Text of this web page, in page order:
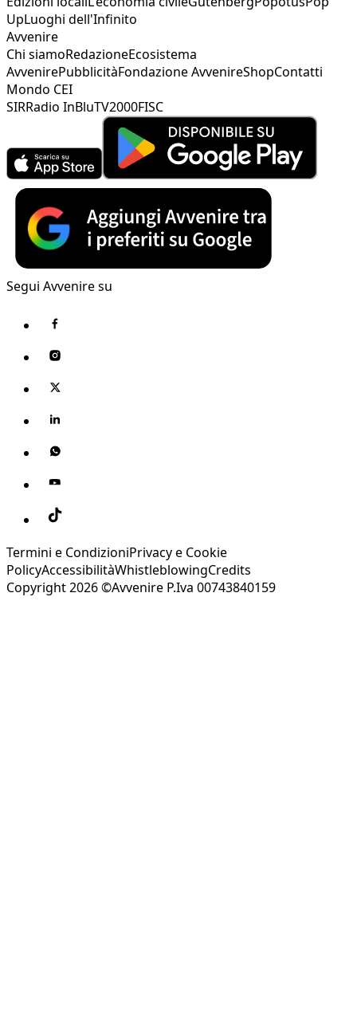
UpLuoghi dell'Infinito
Avvenire
Chi siamoRedazioneEcosistema
AvvenirePubblicitàFondazione AvvenireShopContatti
Mondo CEI
SIRRadio InBluTV2000FISC
Segui Avvenire su
Termini e CondizioniPrivacy e Cookie
PolicyAccessibilitàWhistleblowingCredits
Copyright 2026 ©Avvenire P.Iva 00743840159